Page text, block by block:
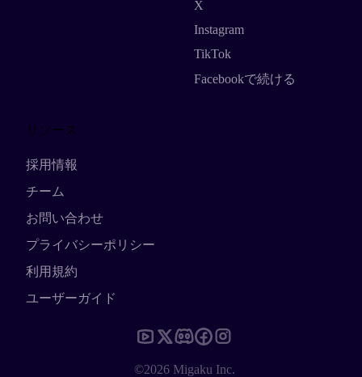
X
Instagram
TikTok
Facebookで続ける
リソース
採用情報
チーム
お問い合わせ
プライバシーポリシー
利用規約
ユーザーガイド
©2026 Migaku Inc.